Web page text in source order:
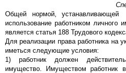
Общей нормой, устанавливающей
использование работником личного
является статья 188 Трудового
Для реализации права работника на
иметься следующие условия:
1) работник должен
имущество. Имуществом работник